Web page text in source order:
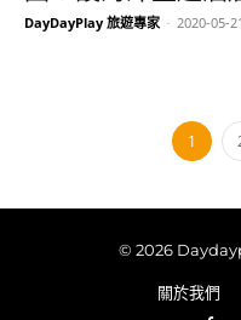
DayDayPlay 旅遊專家 - 2020-05-21
1
© 2026
關於我們